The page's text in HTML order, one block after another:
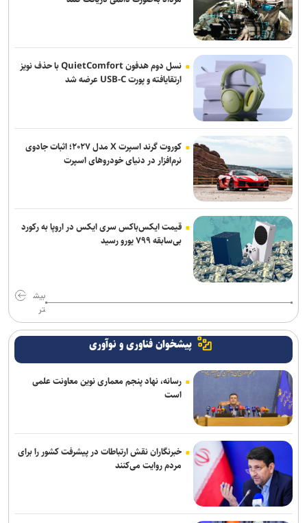
روز خبرنگار روز پاسداشت راویان آگاهی و معماران اعتماد عمومی است
رئیس قوه قضاییه: خبرنگار متعهد، هم‌سنگر رزمندگان پشت لانچر است
خبرنگار؛ وجدان بیدار جامعه در میان گرداب روایت‌های مغشوش
نسل دوم هدفون QuietComfort با حذف نویز
ارتقایافته و پورت USB-C عرضه شد
کوروت گرند اسپرت X مدل ۲۰۲۷؛ اثبات جادوی
نرم‌افزار در دنیای خودروهای اسپرت
قیمت ایکس‌باکس سری ایکس در اروپا به رکورد
بی‌سابقه ۷۹۹ یورو رسید
بیش
تر
پیشخوان فناوری و نوآوری
رسانه، نهاد پنجم معماری نوین معاونت علمی
است
خبرنگاران نقش ارتباطات در پیشرفت کشور را برای
مردم روایت می‌کنند